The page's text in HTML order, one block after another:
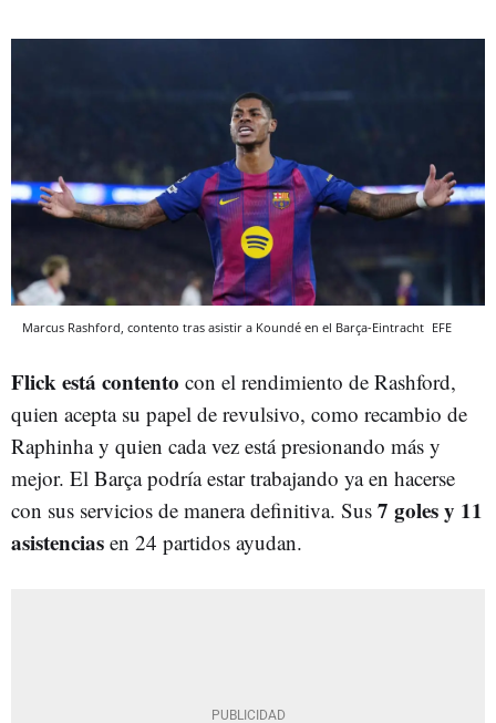
Marcus Rashford, contento tras asistir a Koundé en el Barça-Eintracht EFE
Flick está contento con el rendimiento de Rashford,
quien acepta su papel de revulsivo, como recambio de
Raphinha y quien cada vez está presionando más y
mejor. El Barça podría estar trabajando ya en hacerse
con sus servicios de manera definitiva. Sus 7 goles y 11
asistencias en 24 partidos ayudan.